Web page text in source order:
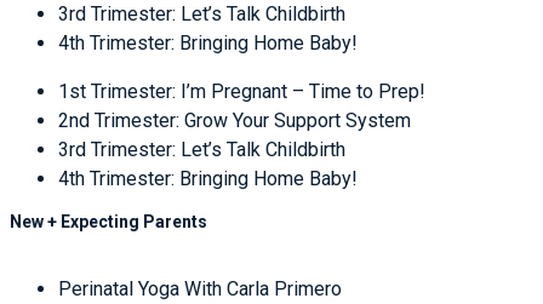
3rd Trimester: Let’s Talk Childbirth
4th Trimester: Bringing Home Baby!
1st Trimester: I’m Pregnant – Time to Prep!
2nd Trimester: Grow Your Support System
3rd Trimester: Let’s Talk Childbirth
4th Trimester: Bringing Home Baby!
New + Expecting Parents
Perinatal Yoga With Carla Primero